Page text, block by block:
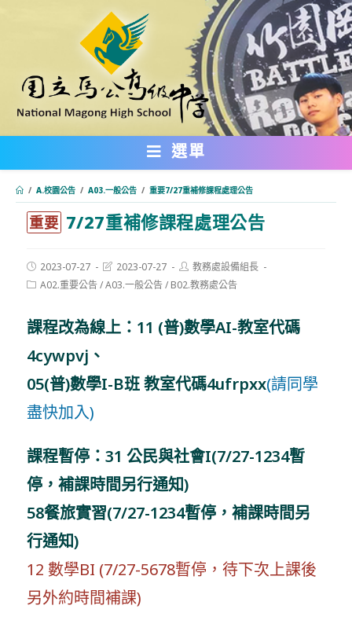
內
選單
/ A.校園公告 / A03.一般公告 / 重要7/27重補修課程處理公告
重要 7/27重補修課程處理公告
Post
published:
2023-07-27
Post
modified:
2023-07-27
Post
author:
教務處設備組長
PostA02.重要公告/A03.一般公告/ B02.教務處公告
課程改為線上：11 (普)數學AI-教室代碼
4cywpvj、
05(普)數學I-B班 教室代碼4ufrpxx(請同學
盡快加入)
課程暫停：31 公民與社會I(7/27-1234暫
停，補課時間另行通知)
58餐旅實習(7/27-1234暫停，補課時間另
行通知)
12 數學BI (7/27-5678暫停，待下次上課後
另外約時間補課)